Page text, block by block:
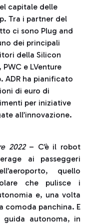
capitale delle
Tra i partner del
ci sono Plug and
dei principali
della Silicon
PWC e LVenture
ADR ha pianificato
di euro di
per iniziative
all’innovazione.
2022– C’è il robot
ai passeggeri
quello
che pulisce i
e, una volta
comoda panchina. E
autonoma, in